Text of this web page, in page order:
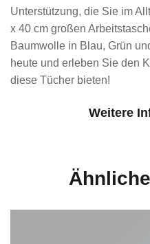
Unterstützung, die Sie im
x 40 cm großen
Baumwolle in Blau, Grün
heute und erleben Sie den
diese Tücher bieten!
Weitere